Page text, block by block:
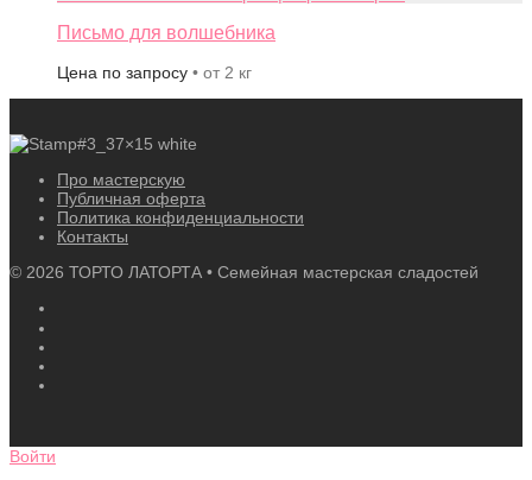
Письмо для волшебника
Цена по запросу • от 2 кг
Про мастерскую
Публичная оферта
Политика конфиденциальности
Контакты
© 2026 ТОРТО ЛАТОРТА • Семейная мастерская сладостей
Войти